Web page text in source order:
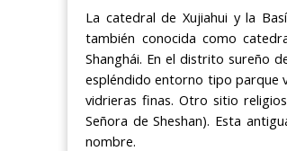
La catedral de Xujiahui y la
también conocida como
Shanghái. En el distrito sureño
espléndido entorno tipo parque
vidrieras finas. Otro sitio
Señora de Sheshan). Esta
nombre.